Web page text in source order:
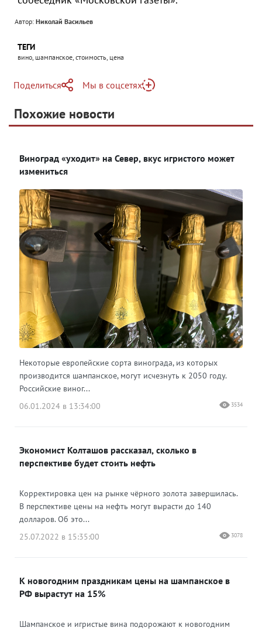
Автор: Николай Васильев
ТЕГИ
вино, шампанское, стоимость, цена
Поделиться
Telegram
Одноклассники
Мы в соцсетях
Яндекс Дзен
Похожие новости
Виноград «уходит» на Север, вкус игристого может
измениться
Некоторые европейские сорта винограда, из которых
производится шампанское, могут исчезнуть к 2050 году.
Российские виног...
06.01.2024 в 13:34:00
3534
Экономист Колташов рассказал, сколько в
перспективе будет стоить нефть
Корректировка цен на рынке чёрного золота завершилась.
В перспективе цены на нефть могут вырасти до 140
долларов. Об это...
25.07.2022 в 15:35:00
3078
К новогодним праздникам цены на шампанское в
РФ вырастут на 15%
Шампанское и игристые вина подорожают к новогодним